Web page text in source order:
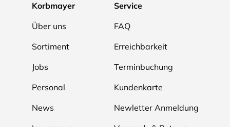
Korbmayer
Über uns
Sortiment
Jobs
Personal
News
Service
FAQ
Erreichbarkeit
Terminbuchung
Kundenkarte
Newletter Anmeldung